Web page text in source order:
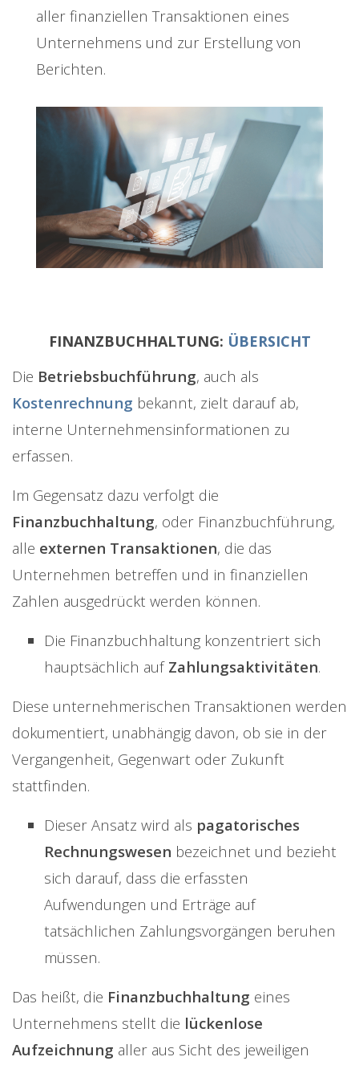
aller finanziellen Transaktionen eines
Unternehmens und zur Erstellung von
Berichten.
FINANZBUCHHALTUNG: ÜBERSICHT
Die Betriebsbuchführung, auch als
Kostenrechnung bekannt, zielt darauf ab,
interne Unternehmensinformationen zu
erfassen.
Im Gegensatz dazu verfolgt die
Finanzbuchhaltung, oder Finanzbuchführung,
alle externen Transaktionen, die das
Unternehmen betreffen und in finanziellen
Zahlen ausgedrückt werden können.
Die Finanzbuchhaltung konzentriert sich
hauptsächlich auf Zahlungsaktivitäten.
Diese unternehmerischen Transaktionen werden
dokumentiert, unabhängig davon, ob sie in der
Vergangenheit, Gegenwart oder Zukunft
stattfinden.
Dieser Ansatz wird als pagatorisches
Rechnungswesen bezeichnet und bezieht
sich darauf, dass die erfassten
Aufwendungen und Erträge auf
tatsächlichen Zahlungsvorgängen beruhen
müssen.
Das heißt, die Finanzbuchhaltung eines
Unternehmens stellt die lückenlose
Aufzeichnung aller aus Sicht des jeweiligen